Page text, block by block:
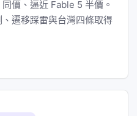
價、逼近 Fable 5 半價。
遷移踩雷與台灣四條取得